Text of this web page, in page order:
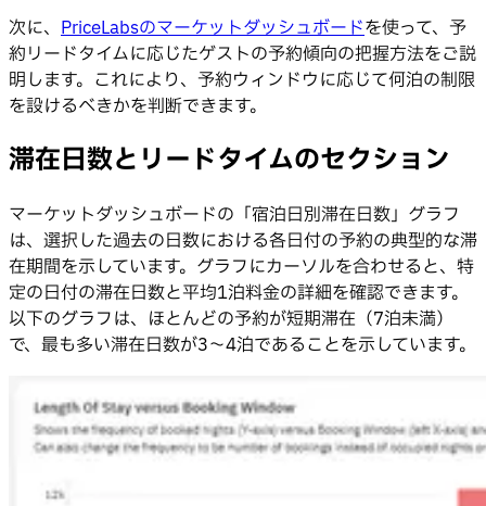
次に、 PriceLabsのマーケットダッシュボードを使って、予
約リードタイムに応じたゲストの予約傾向の把握方法をご説
明します。これにより、予約ウィンドウに応じて何泊の制限
を設けるべきかを判断できます。
滞在日数とリードタイムのセクション
マーケットダッシュボードの「宿泊日別滞在日数」グラフ
は、選択した過去の日数における各日付の予約の典型的な滞
在期間を示しています。グラフにカーソルを合わせると、特
定の日付の滞在日数と平均1泊料金の詳細を確認できます。
以下のグラフは、ほとんどの予約が短期滞在（7泊未満）
で、最も多い滞在日数が3〜4泊であることを示しています。